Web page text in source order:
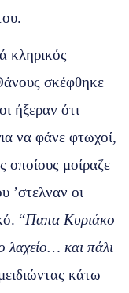
κληρικός
σκέφθηκε
ήξεραν ότι
να φάνε φτωχοί,
οποίους μοίραζε
’στελναν οι
“Παπα Κυριάκο
λαχείο… και πάλι
κάτω